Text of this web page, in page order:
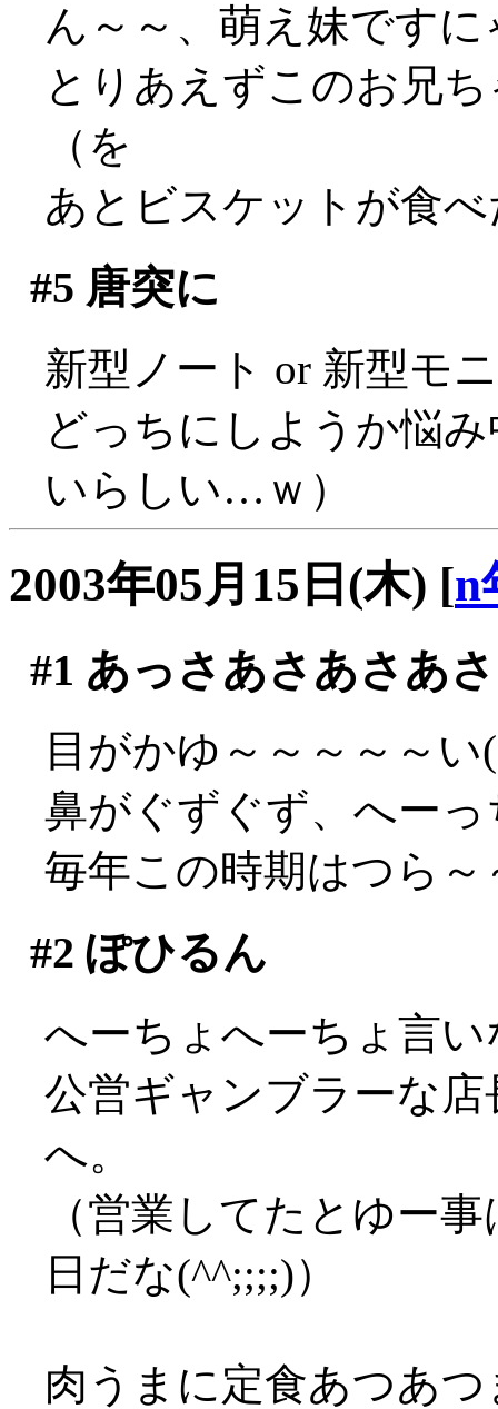
ん～～、萌え妹です
とりあえずこのお兄
（を
あとビスケットが食
#5 唐突に
新型ノート or 新型モ
どっちにしようか悩
いらしい…ｗ）
2003年05月15日(木) [n
#1 あっさあさあさあ
目がかゆ～～～～～い
鼻がぐずぐず、へー
毎年この時期はつら～
#2 ぽひるん
へーちょへーちょ言
公営ギャンブラーな
へ。
（営業してたとゆー
日だな(^^;;;;)）
肉うまに定食あつあ